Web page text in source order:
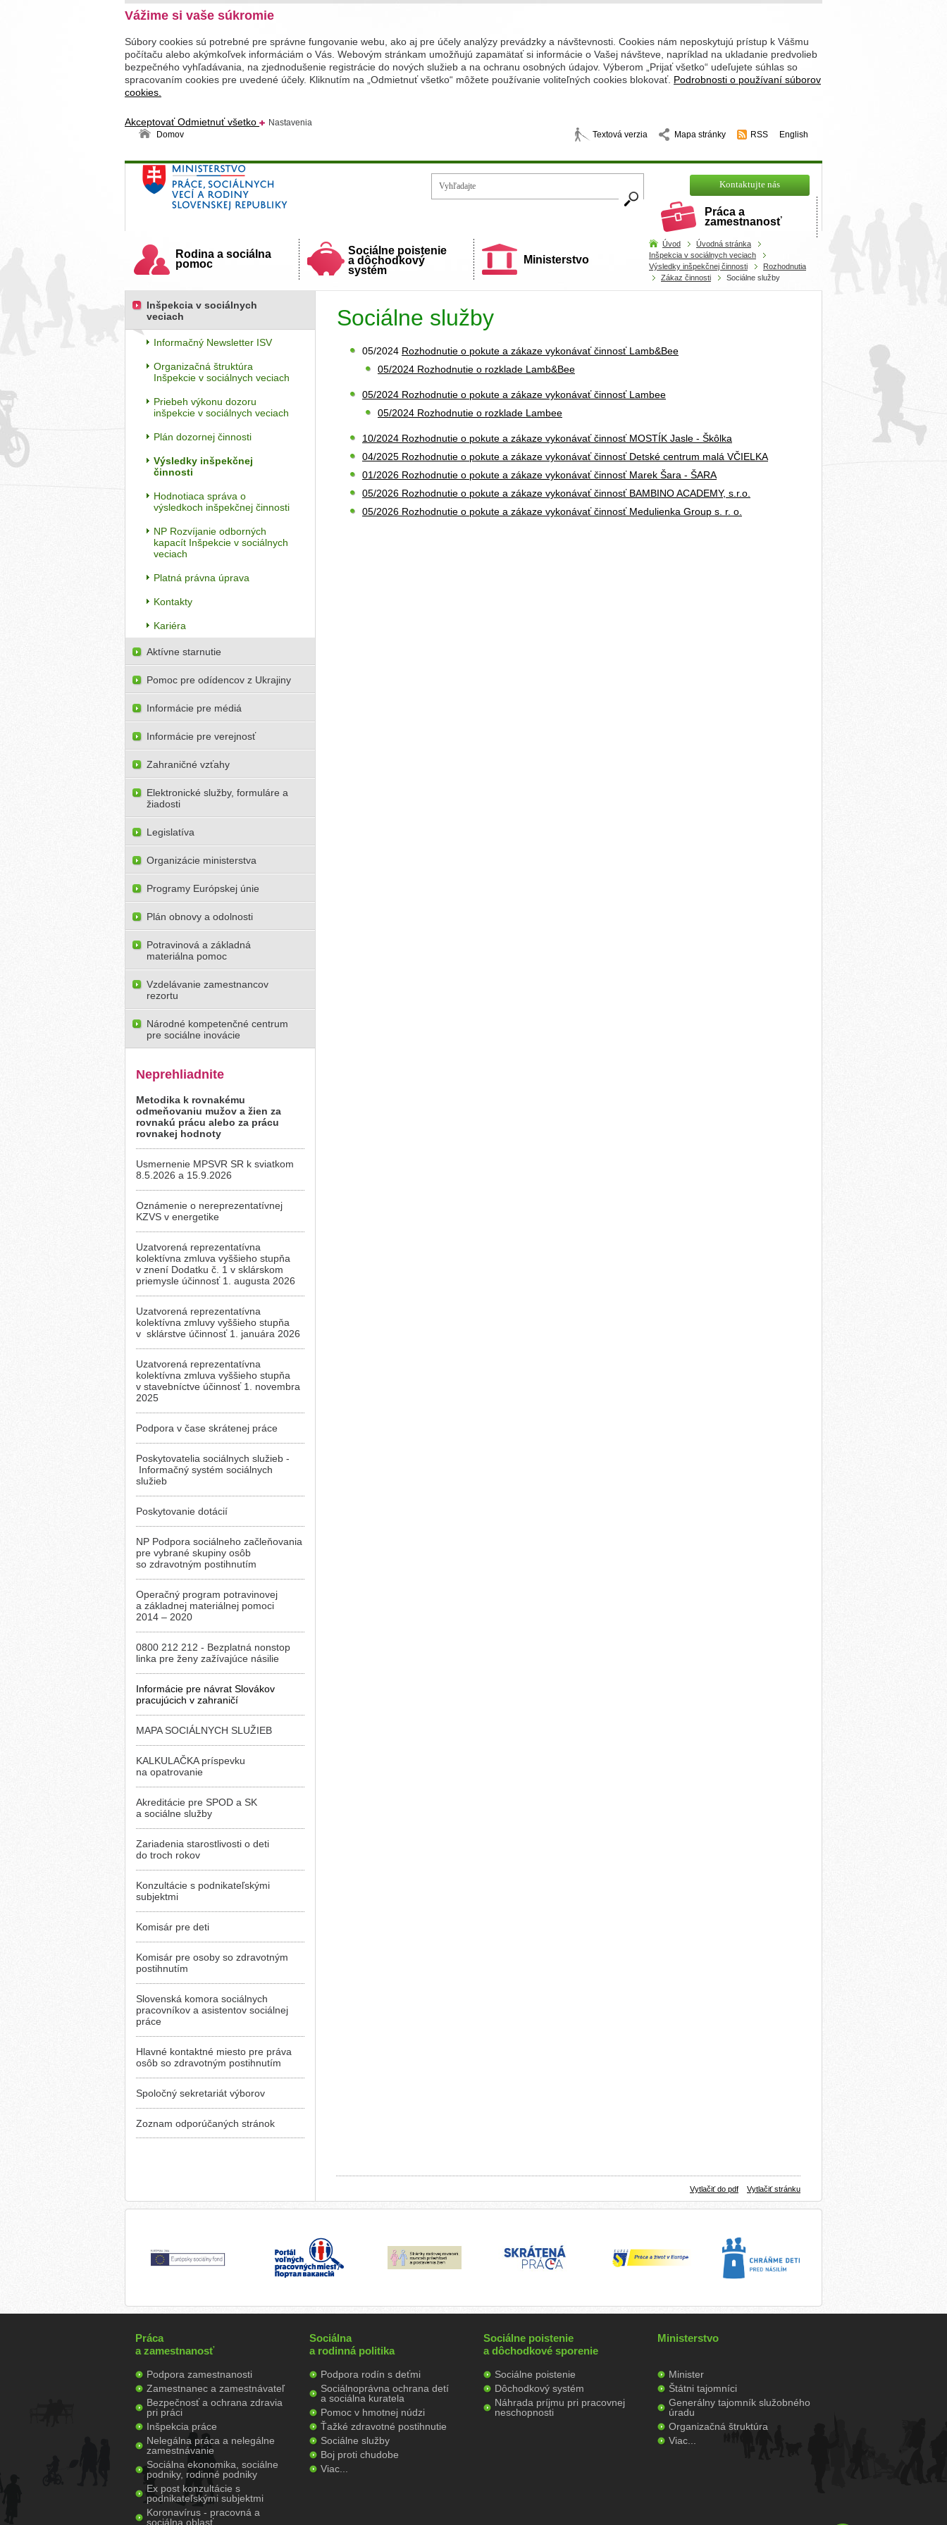
Vážime si vaše súkromie
Súbory cookies sú potrebné pre správne fungovanie webu, ako aj pre účely analýzy prevádzky a návštevnosti. Cookies nám neposkytujú prístup k Vášmu
počítaču alebo akýmkoľvek informáciám o Vás. Webovým stránkam umožňujú zapamätať si informácie o Vašej návšteve, napríklad na ukladanie predvolieb
bezpečného vyhľadávania, na zjednodušenie registrácie do nových služieb a na ochranu osobných údajov. Výberom „Prijať všetko“ udeľujete súhlas so
spracovaním cookies pre uvedené účely. Kliknutím na „Odmietnuť všetko“ môžete používanie voliteľných cookies blokovať. Podrobnosti o používaní súborov
cookies.
AkceptovaťOdmietnuť všetko
Nastavenia
Domov
Textová verzia Mapa stránky RSS English
Ministerstvo práce, sociálnych vecí a rodiny
Slovenskej republiky
Kontaktujte nás
Práca a
zamestnanosť
Rodina a sociálna
pomoc
Sociálne poistenie
a dôchodkový
systém
Ministerstvo
Úvod
Úvodná stránka
Inšpekcia v sociálnych veciach
Výsledky inšpekčnej činnosti
Rozhodnutia
Zákaz činnosti
Sociálne služby
Sociálne služby
05/2024 Rozhodnutie o pokute a zákaze vykonávať činnosť Lamb&Bee
05/2024 Rozhodnutie o rozklade Lamb&Bee
05/2024 Rozhodnutie o pokute a zákaze vykonávať činnosť Lambee
​​05/2024 Rozhodnutie o rozklade Lambee
10/2024 Rozhodnutie o pokute a zákaze vykonávať činnosť MOSTÍK Jasle - Škôlka
04/2025 Rozhodnutie o pokute a zákaze vykonávať činnosť Detské centrum malá VČIELKA
01/2026 Rozhodnutie o pokute a zákaze vykonávať činnosť Marek Šara - ŠARA
05/2026 Rozhodnutie o pokute a zákaze vykonávať činnosť BAMBINO ACADEMY, s.r.o.
05/2026 Rozhodnutie o pokute a zákaze vykonávať činnosť Medulienka Group s. r. o.
Inšpekcia v sociálnych
veciach
Informačný Newsletter ISV
Organizačná štruktúra
Inšpekcie v sociálnych veciach
Priebeh výkonu dozoru
inšpekcie v sociálnych veciach
Plán dozornej činnosti
Výsledky inšpekčnej
činnosti
Hodnotiaca správa o
výsledkoch inšpekčnej činnosti
NP Rozvíjanie odborných
kapacít Inšpekcie v sociálnych
veciach
Platná právna úprava
Kontakty
Kariéra
Aktívne starnutie
Pomoc pre odídencov z Ukrajiny
Informácie pre médiá
Informácie pre verejnosť
Zahraničné vzťahy
Elektronické služby, formuláre a
žiadosti
Legislatíva
Organizácie ministerstva
Programy Európskej únie
Plán obnovy a odolnosti
Potravinová a základná
materiálna pomoc
Vzdelávanie zamestnancov
rezortu
Národné kompetenčné centrum
pre sociálne inovácie
Neprehliadnite
Metodika k rovnakému
odmeňovaniu mužov a žien za
rovnakú prácu alebo za prácu
rovnakej hodnoty
Usmernenie MPSVR SR k sviatkom
8.5.2026 a 15.9.2026
Oznámenie o nereprezentatívnej
KZVS v energetike
Uzatvorená reprezentatívna
kolektívna zmluva vyššieho stupňa
v znení Dodatku č. 1 v sklárskom
priemysle účinnosť 1. augusta 2026
Uzatvorená reprezentatívna
kolektívna zmluvy vyššieho stupňa
v sklárstve účinnosť 1. januára 2026
Uzatvorená reprezentatívna
kolektívna zmluva vyššieho stupňa
v stavebníctve účinnosť 1. novembra
2025
Podpora v čase skrátenej práce
Poskytovatelia sociálnych služieb -
Informačný systém sociálnych
služieb
Poskytovanie dotácií
NP Podpora sociálneho začleňovania
pre vybrané skupiny osôb
so zdravotným postihnutím
Operačný program potravinovej
a základnej materiálnej pomoci
2014 – 2020
0800 212 212 - Bezplatná nonstop
linka pre ženy zažívajúce násilie
Informácie pre návrat Slovákov
pracujúcich v zahraničí
MAPA SOCIÁLNYCH SLUŽIEB
KALKULAČKA príspevku
na opatrovanie
Akreditácie pre SPOD a SK
a sociálne služby
Zariadenia starostlivosti o deti
do troch rokov
Konzultácie s podnikateľskými
subjektmi
Komisár pre deti
Komisár pre osoby so zdravotným
postihnutím
Slovenská komora sociálnych
pracovníkov a asistentov sociálnej
práce
Hlavné kontaktné miesto pre práva
osôb so zdravotným postihnutím
Spoločný sekretariát výborov
Zoznam odporúčaných stránok
Vytlačiť do pdf Vytlačiť stránku
Práca
a zamestnanosť
Podpora zamestnanosti
Zamestnanec a zamestnávateľ
Bezpečnosť a ochrana zdravia
pri práci
Inšpekcia práce
Nelegálna práca a nelegálne
zamestnávanie
Sociálna ekonomika, sociálne
podniky, rodinné podniky
Ex post konzultácie s
podnikateľskými subjektmi
Koronavírus - pracovná a
sociálna oblasť
Sociálna
a rodinná politika
Podpora rodín s deťmi
Sociálnoprávna ochrana detí
a sociálna kuratela
Pomoc v hmotnej núdzi
Ťažké zdravotné postihnutie
Sociálne služby
Boj proti chudobe
Viac...
Sociálne poistenie
a dôchodkové sporenie
Sociálne poistenie
Dôchodkový systém
Náhrada príjmu pri pracovnej
neschopnosti
Ministerstvo
Minister
Štátni tajomníci
Generálny tajomník služobného
úradu
Organizačná štruktúra
Viac...